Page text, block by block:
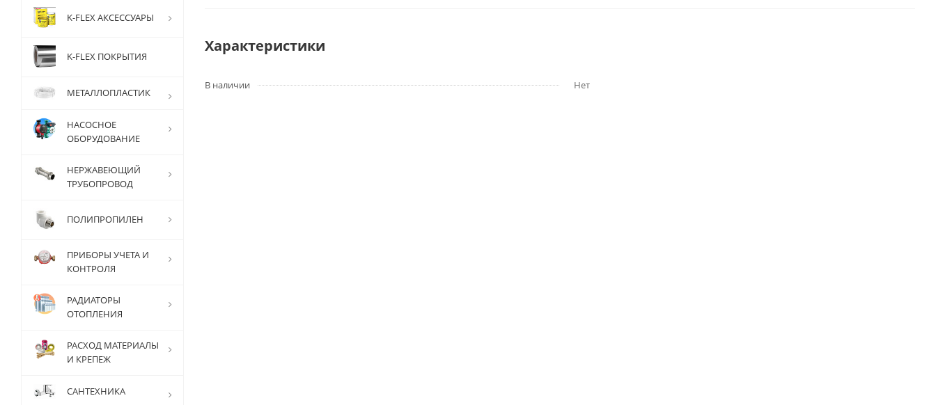
Характеристики
В наличии Нет
K-FLEX АКСЕССУАРЫ
K-FLEX ПОКРЫТИЯ
МЕТАЛЛОПЛАСТИК
НАСОСНОЕ
ОБОРУДОВАНИЕ
НЕРЖАВЕЮЩИЙ
ТРУБОПРОВОД
ПОЛИПРОПИЛЕН
ПРИБОРЫ УЧЕТА И
КОНТРОЛЯ
РАДИАТОРЫ
ОТОПЛЕНИЯ
РАСХОД МАТЕРИАЛЫ
И КРЕПЕЖ
САНТЕХНИКА